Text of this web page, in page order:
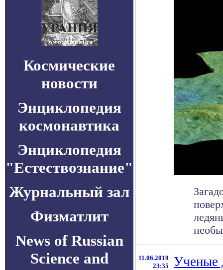
Космические
новости
Энциклопедия
космонавтика
Энциклопедия
"Естествознание"
Журнальный зал
Физматлит
News of Russian
Science and
11.06.2019
23:35
Ученые